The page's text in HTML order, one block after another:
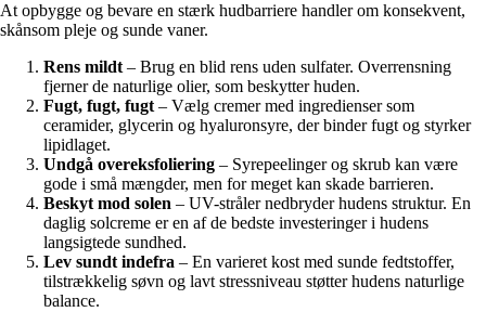
At opbygge og bevare en stærk hudbarriere handler om konsekvent,
skånsom pleje og sunde vaner.
Rens mildt – Brug en blid rens uden sulfater. Overrensning
fjerner de naturlige olier, som beskytter huden.
Fugt, fugt, fugt – Vælg cremer med ingredienser som
ceramider, glycerin og hyaluronsyre, der binder fugt og styrker
lipidlaget.
Undgå overeksfoliering – Syrepeelinger og skrub kan være
gode i små mængder, men for meget kan skade barrieren.
Beskyt mod solen – UV-stråler nedbryder hudens struktur. En
daglig solcreme er en af de bedste investeringer i hudens
langsigtede sundhed.
Lev sundt indefra – En varieret kost med sunde fedtstoffer,
tilstrækkelig søvn og lavt stressniveau støtter hudens naturlige
balance.